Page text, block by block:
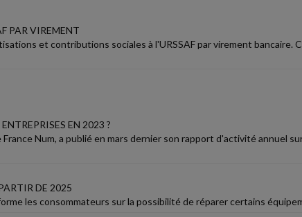
PAR VIREMENT
et contributions sociales à l'URSSAF par virement bancaire.
EN 2023 ?
Num, a publié en mars dernier son rapport d'activité annuel
DE 2025
les consommateurs sur la possibilité de réparer certains